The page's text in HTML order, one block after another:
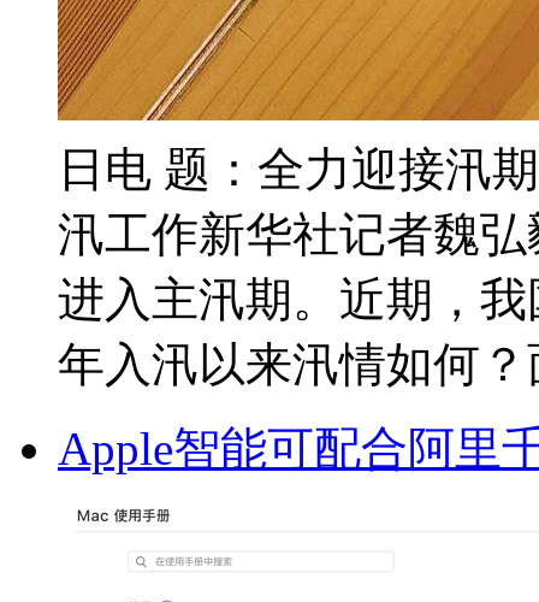
日电 题：全力迎接汛
汛工作新华社记者魏
进入主汛期。近期，
年入汛以来汛情如何？
Apple智能可配合阿里